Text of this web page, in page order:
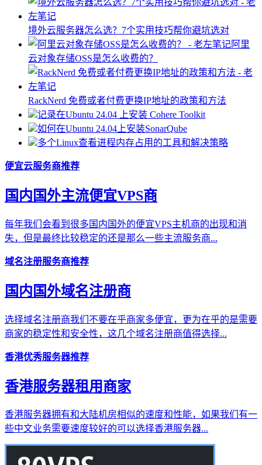
境外云服务器怎么选？7个实用技巧帮你避坑选对
阿里
云对象存储OSS是怎么收费的？
RackNerd 免费或者付费更换IP地址的政策和方法
记录在Ubuntu 24.04 上安装 Cohere Toolkit
如何在Ubuntu 24.04上安装SonarQube
多个Linux查看进程内存占用的工具和解决策略
便宜云服务商推荐
国内国外主流便宜VPS商
每年我们会看到很多国内国外的便宜VPS主机商的出现和消
失，但是最终比较稳定的还是那么一些主流服务商...
域名注册服务商推荐
国内国外域名注册商
选择域名注册商我们不要在乎商家多便宜，更为在乎的是需要
商家的稳定性和安全性，这几个域名注册商值得选择...
香港优秀服务器推荐
香港服务器租用商家
香港服务器拥有和大陆机房相似的速度和性能，如果我们有一
些中文业务需要速度较好的可以选择香港服务器...